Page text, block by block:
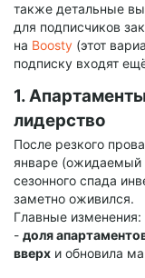
также детальные
для подписчиков
на Boosty (этот
подписку входят
1.
лидерство
После резкого
январе (ожидаемый
сезонного спада
заметно оживился.
Главные изменения:
- доля
вверх и обновила